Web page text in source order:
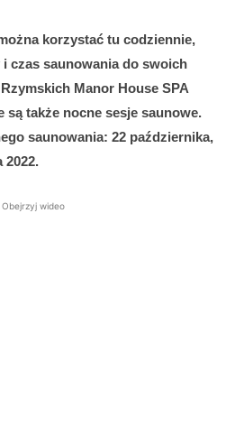
korzystać tu codziennie,
czas saunowania do swoich
Manor House SPA
także nocne sesje saunowe.
saunowania: 22 października,
2022.
Obejrzyj wideo